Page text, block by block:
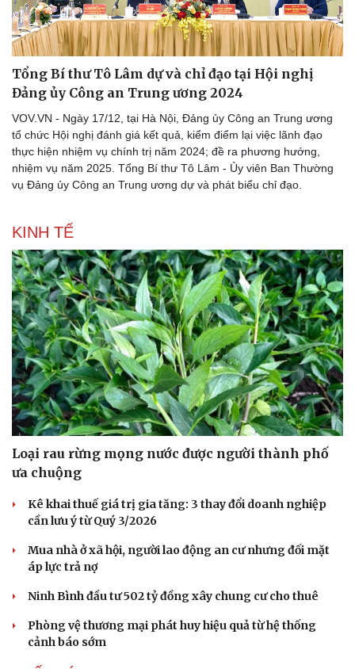
Tổng Bí thư Tô Lâm dự và chỉ đạo tại Hội nghị
Đảng ủy Công an Trung ương 2024
VOV.VN - Ngày 17/12, tại Hà Nội, Đảng ủy Công an Trung ương
tổ chức Hội nghị đánh giá kết quả, kiểm điểm lại việc lãnh đạo
thực hiện nhiệm vụ chính trị năm 2024; đề ra phương hướng,
nhiệm vụ năm 2025. Tổng Bí thư Tô Lâm - Ủy viên Ban Thường
vụ Đảng ủy Công an Trung ương dự và phát biểu chỉ đạo.
KINH TẾ
Loại rau rừng mọng nước được người thành phố
ưa chuộng
Kê khai thuế giá trị gia tăng: 3 thay đổi doanh nghiệp
cần lưu ý từ Quý 3/2026
Mua nhà ở xã hội, người lao động an cư nhưng đối mặt
áp lực trả nợ
Ninh Bình đầu tư 502 tỷ đồng xây chung cư cho thuê
Phòng vệ thương mại phát huy hiệu quả từ hệ thống
cảnh báo sớm